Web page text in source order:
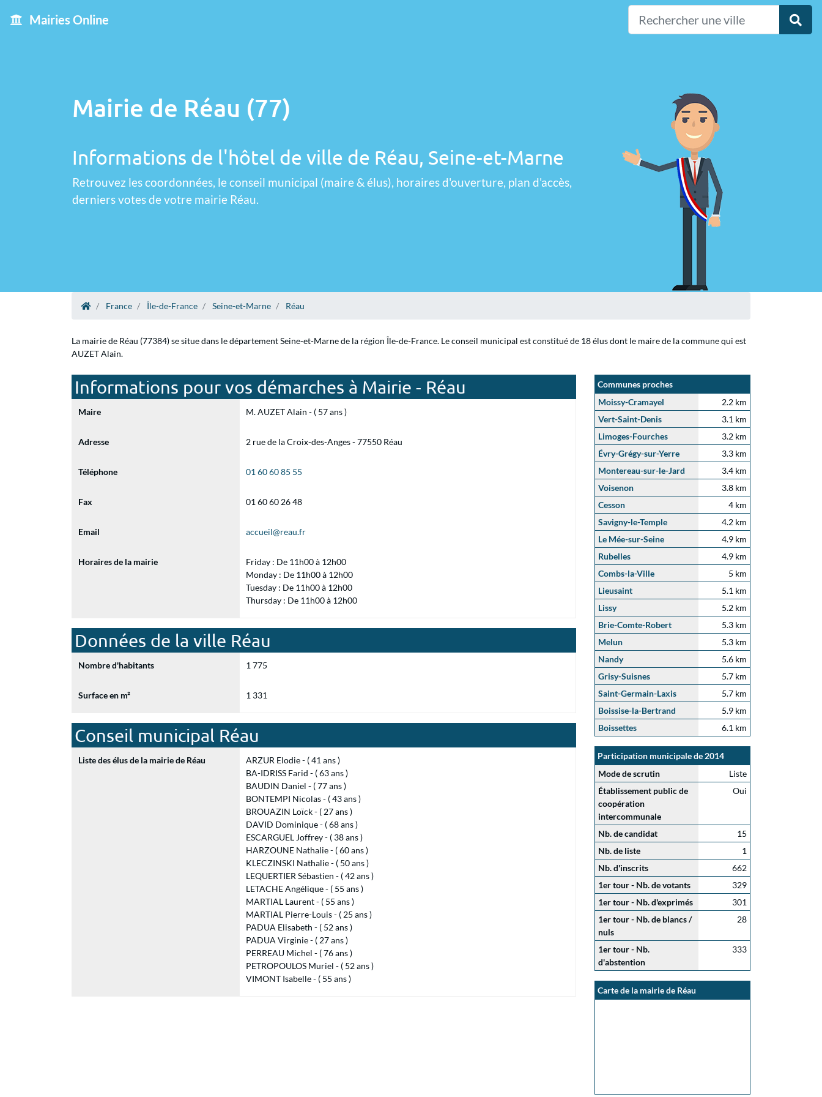
Mairies Online
Mairie de Réau (77)
Informations de l'hôtel de ville de Réau, Seine-et-Marne
Retrouvez les coordonnées, le conseil municipal (maire & élus), horaires d'ouverture, plan d'accès,
derniers votes de votre mairie Réau.
France Île-de-France Seine-et-Marne Réau
La mairie de Réau (77384) se situe dans le département Seine-et-Marne de la région Île-de-France. Le conseil municipal est constitué de 18 élus dont le maire de la commune qui est
AUZET Alain.
Informations pour vos démarches à Mairie - Réau
Maire M. AUZET Alain - ( 57 ans )
Adresse 2 rue de la Croix-des-Anges - 77550 Réau
Téléphone 01 60 60 85 55
Fax 01 60 60 26 48
Email accueil@reau.fr
Horaires de la mairie
Friday : De 11h00 à 12h00
Monday : De 11h00 à 12h00
Tuesday : De 11h00 à 12h00
Thursday : De 11h00 à 12h00
Données de la ville Réau
Nombre d'habitants 1 775
Surface en m² 1 331
Conseil municipal Réau
Liste des élus de la mairie de Réau
ARZUR Elodie - ( 41 ans )
BA-IDRISS Farid - ( 63 ans )
BAUDIN Daniel - ( 77 ans )
BONTEMPI Nicolas - ( 43 ans )
BROUAZIN Loïck - ( 27 ans )
DAVID Dominique - ( 68 ans )
ESCARGUEL Joffrey - ( 38 ans )
HARZOUNE Nathalie - ( 60 ans )
KLECZINSKI Nathalie - ( 50 ans )
LEQUERTIER Sébastien - ( 42 ans )
LETACHE Angélique - ( 55 ans )
MARTIAL Laurent - ( 55 ans )
MARTIAL Pierre-Louis - ( 25 ans )
PADUA Elisabeth - ( 52 ans )
PADUA Virginie - ( 27 ans )
PERREAU Michel - ( 76 ans )
PETROPOULOS Muriel - ( 52 ans )
VIMONT Isabelle - ( 55 ans )
Communes proches
Moissy-Cramayel
2.2 km
Vert-Saint-Denis
3.1 km
Limoges-Fourches
3.2 km
Évry-Grégy-sur-Yerre
3.3 km
Montereau-sur-le-Jard
3.4 km
Voisenon
3.8 km
Cesson
4 km
Savigny-le-Temple
4.2 km
Le Mée-sur-Seine
4.9 km
Rubelles
4.9 km
Combs-la-Ville
5 km
Lieusaint
5.1 km
Lissy
5.2 km
Brie-Comte-Robert
5.3 km
Melun
5.3 km
Nandy
5.6 km
Grisy-Suisnes
5.7 km
Saint-Germain-Laxis
5.7 km
Boissise-la-Bertrand
5.9 km
Boissettes
6.1 km
Participation municipale de 2014
Mode de scrutin
Liste
Établissement public de
coopération
intercommunale
Oui
Nb. de candidat
15
Nb. de liste
1
Nb. d'inscrits
662
1er tour - Nb. de votants
329
1er tour - Nb. d'exprimés
301
1er tour - Nb. de blancs /
nuls
28
1er tour - Nb.
d'abstention
333
Carte de la mairie de Réau